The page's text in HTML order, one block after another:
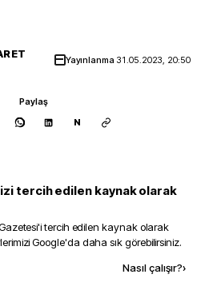
Yayınlanma 31.05.2023, 20:50
Paylaş
N
tercih edilen kaynak olarak
'i tercih edilen kaynak olarak
Google'da daha sık görebilirsiniz.
Nasıl çalışır?›